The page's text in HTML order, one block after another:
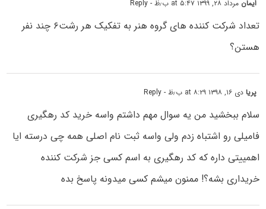
ایمان مرداد ۲۸, ۱۳۹۹ at ۵:۴۷ ب٫ظ - Reply
تعداد شرکت کننده های گروه هنر به تفکیک هر رشت۶ چند نفر
هستن؟
پریادی ۱۶, ۱۳۹۸ at ۸:۲۹ ب٫ظ - Reply
سلام ببخشید من یه سوال مهم داشتم واسه خرید کد رهگیری
فامیلی رو اشتباه زدم ولی واسه ثبت نام اصلی همه چی درسته ایا
اهمییتی داره که کد رهگیری به اسم کسی جز شرکت کننده
خریداری بشه؟! ممنون میشم کسی میدونه پاسخ بده